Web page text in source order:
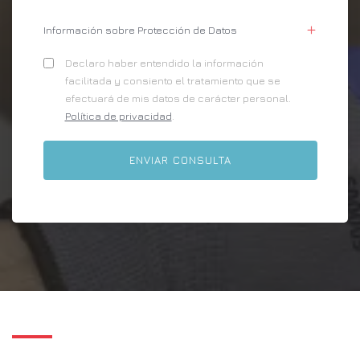
Información sobre Protección de Datos
Declaro haber entendido la información
facilitada y consiento el tratamiento que se
efectuará de mis datos de carácter personal.
Política de privacidad